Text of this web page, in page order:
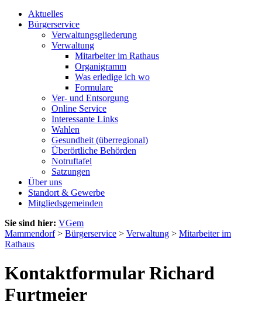
Aktuelles
Bürgerservice
Verwaltungsgliederung
Verwaltung
Mitarbeiter im Rathaus
Organigramm
Was erledige ich wo
Formulare
Ver- und Entsorgung
Online Service
Interessante Links
Wahlen
Gesundheit (überregional)
Überörtliche Behörden
Notruftafel
Satzungen
Über uns
Standort & Gewerbe
Mitgliedsgemeinden
Sie sind hier: VGem
Mammendorf> Bürgerservice > Verwaltung > Mitarbeiter im
Rathaus
Kontaktformular Richard
Furtmeier